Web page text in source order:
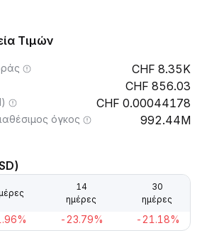
Τιμών
8.35K
856.03
0.00044178
όγκος 992.44M
14
ημέρες
30
ημέρες
-23.79% -21.18%